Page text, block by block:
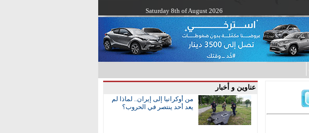
Saturday 8th of August 2026
عناوين و أخبار
من أوكرانيا إلى إيران.. لماذا لم
يعد أحد ينتصر في الحروب؟